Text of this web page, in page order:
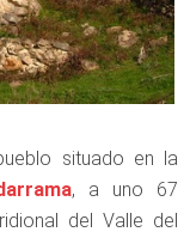
situado en la
, a uno 67
del Valle del